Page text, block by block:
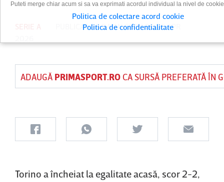
PUBLICAT DEDAIAN CUTUPE 26 APR
ADAUGĂ PRIMASPORT.ROCA SURSĂ PREFERATĂ ÎN
Torino a încheiat la egalitate acasă, scor 2-2,
Puteti merge chiar acum si sa va exprimati acordul individual la nivel de
Politica de colectare acord cookie
Politica de confidentialitate